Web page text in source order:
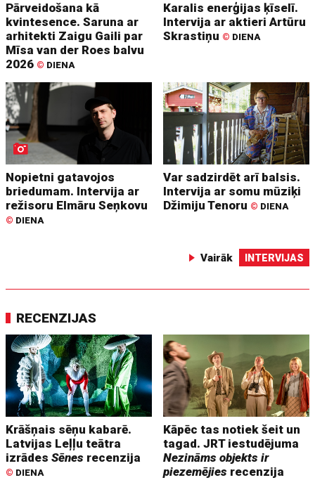
Pārveidošana kā
kvintesence. Saruna ar
arhitekti Zaigu Gaili par
Mīsa van der Roes balvu
2026 © DIENA
Karalis enerģijas ķīselī.
Intervija ar aktieri Artūru
Skrastiņu © DIENA
Nopietni gatavojos
briedumam. Intervija ar
režisoru Elmāru Seņkovu
© DIENA
Var sadzirdēt arī balsis.
Intervija ar somu mūziķi
Džimiju Tenoru © DIENA
Vairāk INTERVIJAS
RECENZIJAS
Krāšņais sēņu kabarē.
Latvijas Leļļu teātra
izrādesSēnes recenzija
© DIENA
Kāpēc tas notiek šeit un
tagad. JRT iestudējuma
Nezināms objekts ir
piezemējies recenzija